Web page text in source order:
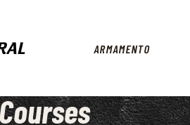
ARMAMENTO